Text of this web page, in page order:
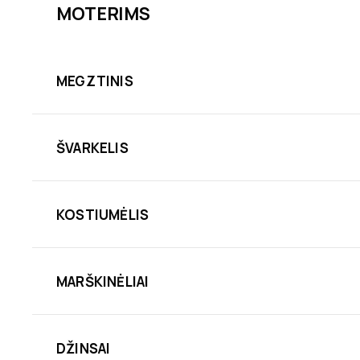
MOTERIMS
MEGZTINIS
ŠVARKELIS
KOSTIUMĖLIS
MARŠKINĖLIAI
DŽINSAI